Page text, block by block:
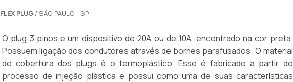
FLEX PLUG/ SÃO PAULO - SP
O plug 3 pinos é um dispositivo de 20A ou de 10A, encontrado na cor preta.
Possuem ligação dos condutores através de bornes parafusados. O material
de cobertura dos plugs é o termoplástico. Esse é fabricado a partir do
processo de injeção plástica e possui como uma de suas características